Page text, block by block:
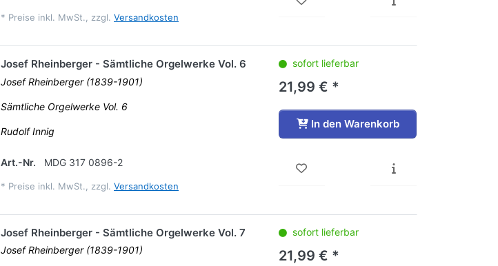
* Preise inkl. MwSt., zzgl. Versandkosten
Josef Rheinberger - Sämtliche Orgelwerke Vol. 6
Josef Rheinberger (1839-1901)
Sämtliche Orgelwerke Vol. 6
Rudolf Innig
Art.-Nr. MDG 317 0896-2
* Preise inkl. MwSt., zzgl. Versandkosten
sofort lieferbar
21,99 € *
In den Warenkorb
Josef Rheinberger - Sämtliche Orgelwerke Vol. 7
Josef Rheinberger (1839-1901)
sofort lieferbar
21,99 € *